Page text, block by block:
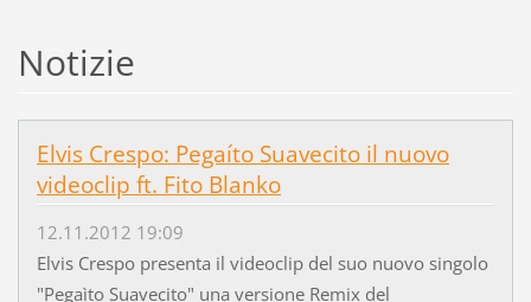
Notizie
Elvis Crespo: Pegaíto Suavecito il nuovo
videoclip ft. Fito Blanko
12.11.2012 19:09
Elvis Crespo presenta il videoclip del suo nuovo singolo
"Pegaìto Suavecito" una versione Remix del